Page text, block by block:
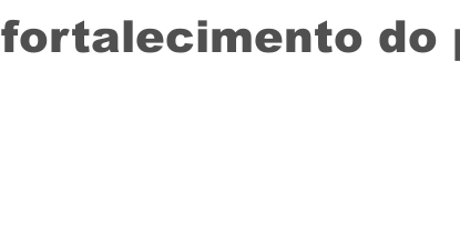
fortalecimento do